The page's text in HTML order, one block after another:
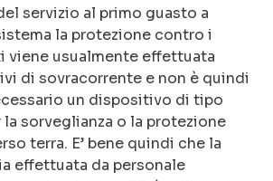
servizio al primo guasto a
la protezione contro i
usualmente effettuata
di sovracorrente e non è quindi
un dispositivo di tipo
sorveglianza o la protezione
terra. E’ bene quindi che la
effettuata da personale